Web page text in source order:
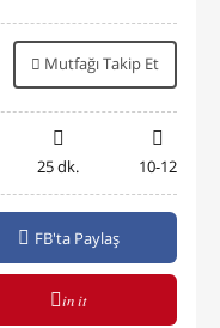
Mutfağı Takip Et
25 dk. 10-12
FB'ta Paylaş
in it